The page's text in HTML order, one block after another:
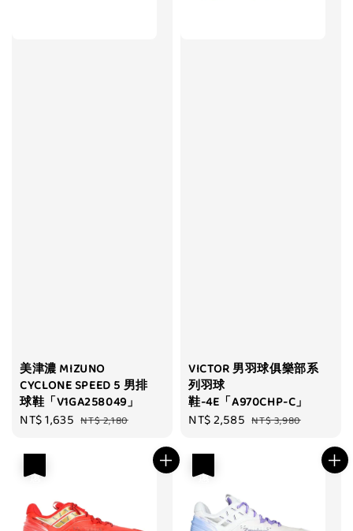
美津濃 MIZUNO
CYCLONE SPEED 5 男排
球鞋「V1GA258049」
Sale
NT$ 1,635 Regular
NT$ 2,180
VICTOR 男羽球俱樂部系
列羽球
鞋-4E「A970CHP-C」
Sale
NT$ 2,585 Regular
NT$ 3,980